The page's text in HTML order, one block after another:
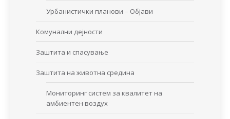
Урбанистички планови – Објави
Комунални дејности
Заштита и спасување
Заштита на животна средина
Мониторинг систем за квалитет на
амбиентен воздух